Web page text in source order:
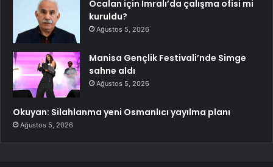
Öcalan için İmralı’da çalışma ofisi mi
kuruldu?
Ağustos 5, 2026
Manisa Gençlik Festivali’nde Simge
sahne aldı
Ağustos 5, 2026
Okuyan: Silahlanma yeni Osmanlıcı yayılma planı
Ağustos 5, 2026